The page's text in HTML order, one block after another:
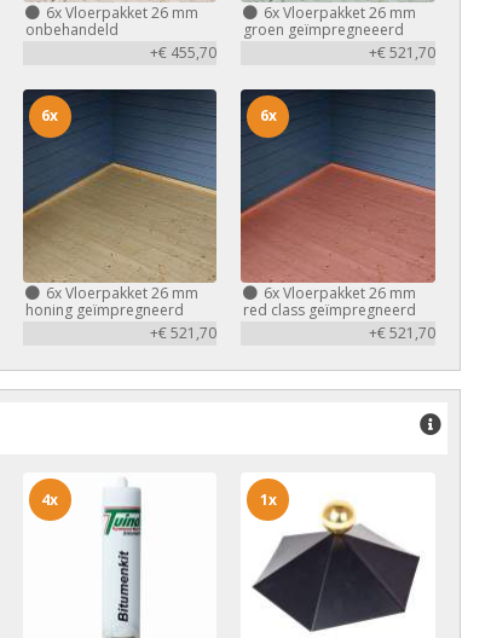
6xVloerpakket 26 mm
onbehandeld
+€ 455,70
6xVloerpakket 26 mm
groen geïmpregneeerd
+€ 521,70
6xVloerpakket 26 mm
honing geïmpregneerd
+€ 521,70
6x
6xVloerpakket 26 mm
red class geïmpregneerd
+€ 521,70
6x
4x 1x